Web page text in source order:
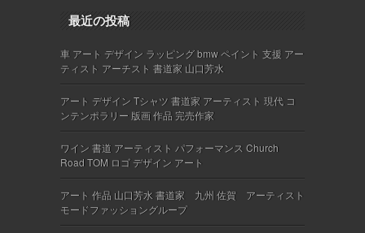
最近の投稿
車 アート デザイン ラッピング bmw ペイント 支援 アー
ティスト アーチスト 書道家 山口芳水
アート デザイン Tシャツ 書道家 アーティスト 現代 コ
ンテンポラリー 版画 作品 完売作家
ワイン 書道 アーティスト パフォーマンス Church
Road TOM ロゴ デザイン アート
アート 作品 山口芳水 書道家 九州 佐賀 アーティスト
モードファッショングループ